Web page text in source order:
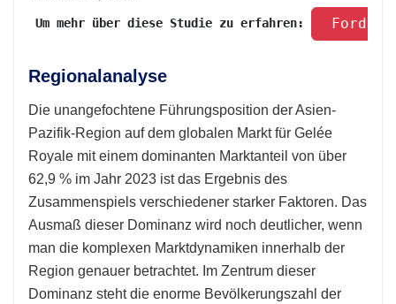
Um mehr über diese Studie zu erfahren:
Regionalanalyse
Die unangefochtene Führungsposition der Asien-
Pazifik-Region auf dem globalen Markt für Gelée
Royale mit einem dominanten Marktanteil von über
62,9 % im Jahr 2023 ist das Ergebnis des
Zusammenspiels verschiedener starker Faktoren. Das
Ausmaß dieser Dominanz wird noch deutlicher, wenn
man die komplexen Marktdynamiken innerhalb der
Region genauer betrachtet. Im Zentrum dieser
Dominanz steht die enorme Bevölkerungszahl der